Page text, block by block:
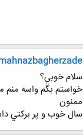
سلام خوبي؟
خواستم بگم واسه منم
ممنون
سال خوب و پر بركتي